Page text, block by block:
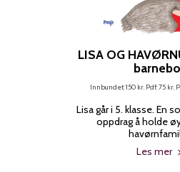
LISA OG
Innbundet: 150 kr. Pdf: 75 kr.
Lisa går i 5. klasse. En
oppdrag å holde
Les mer